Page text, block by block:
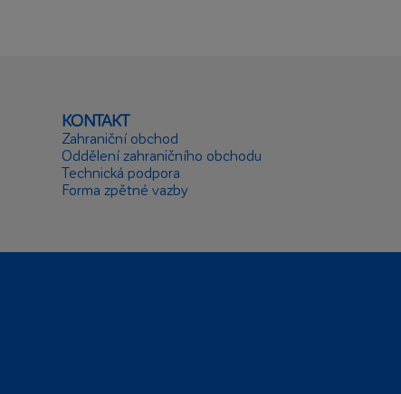
KONTAKT
Zahraniční obchod
Oddělení zahraničního obchodu
Technická podpora
Forma zpětné vazby